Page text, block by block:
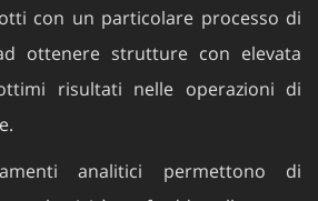
con un particolare processo di
ottenere strutture con elevata
risultati nelle operazioni di
analitici permettono di